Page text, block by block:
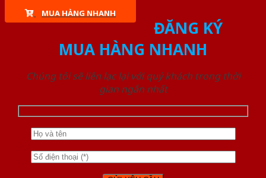
MUA HÀNG NHANH
ĐĂNG KÝ
MUA HÀNG NHANH
Chúng tôi sẽ liên lạc lại với quý khách trong thời
gian ngắn nhất